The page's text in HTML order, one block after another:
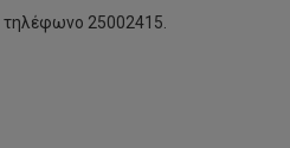
τηλέφωνο 25002415.